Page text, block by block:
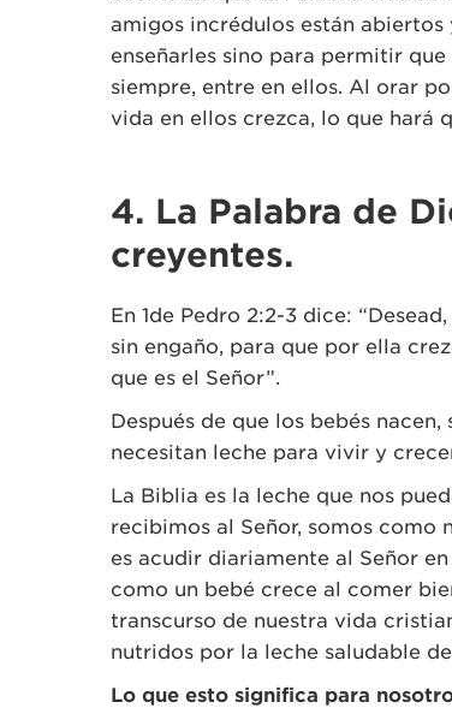
amigos incrédulos están
enseñarles sino para permitir
siempre, entre en ellos. Al orar
vida en ellos crezca, lo que hará
4. La Palabra de
creyentes.
En 1de Pedro 2:2-3 dice:
sin engaño, para que por ella
que es el Señor”.
Después de que los bebés
necesitan leche para vivir y
La Biblia es la leche que nos
recibimos al Señor, somos como
es acudir diariamente al Señor
como un bebé crece al comer
transcurso de nuestra vida
nutridos por la leche saludable
Lo que esto significa para